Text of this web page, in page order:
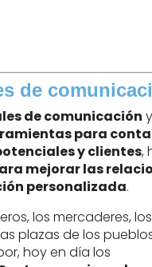
de
de comunicación
para
y clientes,
mejorar las
personalizada.
los mercaderes, los
plazas de los
hoy en día los